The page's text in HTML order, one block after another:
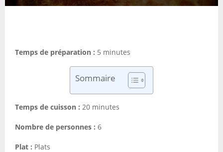
Temps de préparation : 5 minutes
Sommaire
Temps de cuisson : 20 minutes
Nombre de personnes : 6
Plat : Plats